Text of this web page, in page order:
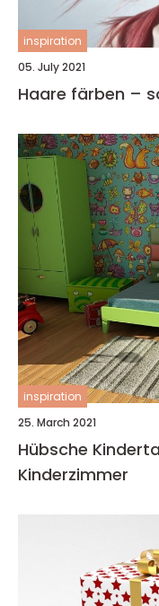
inspiration
05. July 2021
Haare färben –
inspiration
25. March 2021
Hübsche
Kinderzimmer